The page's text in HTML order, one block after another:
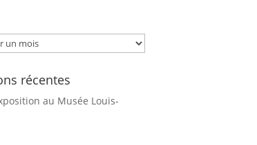
récentes
au Musée Louis-